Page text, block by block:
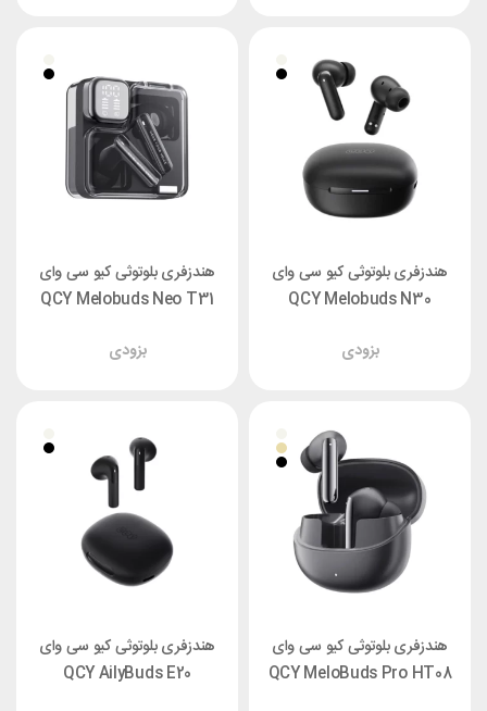
هندزفری بلوتوثی کیو سی وای
QCY Melobuds N30
بزودی
هندزفری بلوتوثی کیو سی وای
QCY Melobuds Neo T31
بزودی
هندزفری بلوتوثی کیو سی وای
QCY MeloBuds Pro HT08
هندزفری بلوتوثی کیو سی وای
QCY AilyBuds E20